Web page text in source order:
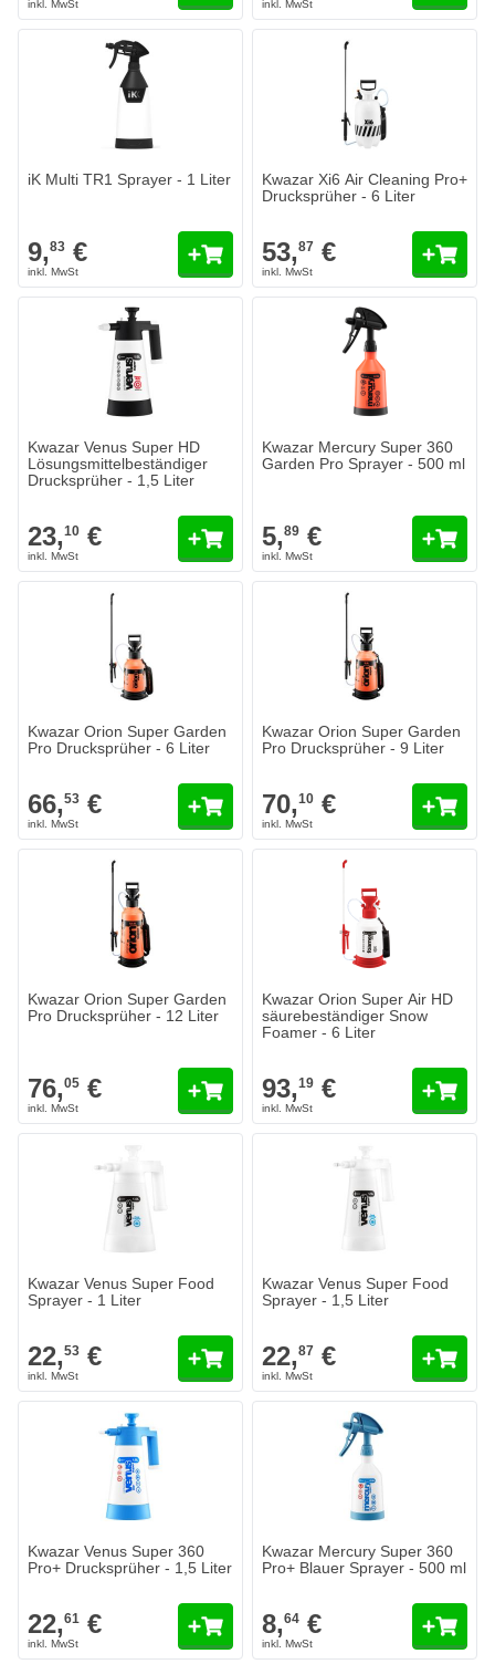
iK Multi TR1 Sprayer - 1 Liter
9,83 €
Kwazar Xi6 Air Cleaning Pro+
Drucksprüher - 6 Liter
53,87 €
Kwazar Venus Super HD
Lösungsmittelbeständiger
Drucksprüher - 1,5 Liter
23,10 €
Kwazar Mercury Super 360
Garden Pro Sprayer - 500 ml
5,89 €
Kwazar Orion Super Garden
Pro Drucksprüher - 6 Liter
66,53 €
Kwazar Orion Super Garden
Pro Drucksprüher - 9 Liter
70,10 €
Kwazar Orion Super Garden
Pro Drucksprüher - 12 Liter
76,05 €
Kwazar Orion Super Air HD
säurebeständiger Snow
Foamer - 6 Liter
93,19 €
Kwazar Venus Super Food
Sprayer - 1 Liter
22,53 €
Kwazar Venus Super Food
Sprayer - 1,5 Liter
22,87 €
Kwazar Venus Super 360
Pro+ Drucksprüher - 1,5 Liter
22,61 €
Kwazar Mercury Super 360
Pro+ Blauer Sprayer - 500 ml
8,64 €